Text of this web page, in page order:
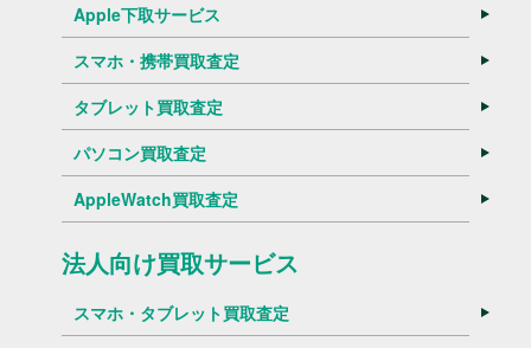
Apple下取サービス
スマホ・携帯買取査定
タブレット買取査定
パソコン買取査定
AppleWatch買取査定
法人向け買取サービス
スマホ・タブレット買取査定